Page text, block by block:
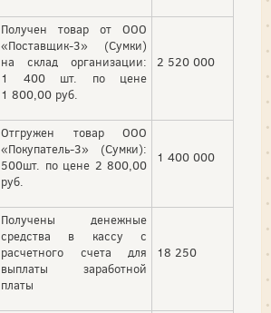
Получен товар от ООО
«Поставщик-3» (Сумки)
на склад организации:
1 400 шт. по цене
1 800,00 руб.
2 520 000
Отгружен товар ООО
«Покупатель-3» (Сумки):
500шт. по цене 2 800,00
руб.
1 400 000
Получены денежные
средства в кассу с
расчетного счета для
выплаты заработной
платы
18 250